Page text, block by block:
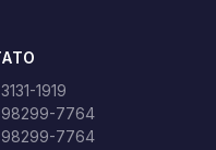
1919
98299-7764
98299-7764